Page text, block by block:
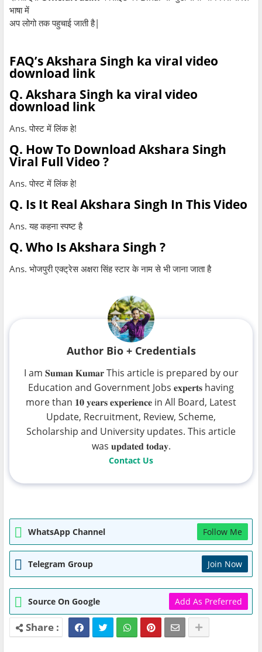
भाषा में
अप लोगो तक पहुचाई जाती है|
FAQ’s Akshara Singh ka viral video
download link
Q. Akshara Singh ka viral video
download link
Ans. पोस्ट में लिंक हे!
Q. How To Download Akshara Singh
Viral Full Video ?
Ans. पोस्ट में लिंक हे!
Q. Is It Real Akshara Singh In This Video
Ans. यह कहना स्पष्ट है
Q. Who Is Akshara Singh ?
Ans. भोजपुरी एक्ट्रेस अक्षरा सिंह स्टार के नाम से भी जाना जाता है
Author Bio + Credentials
I am 𝐒𝐮𝐦𝐚𝐧 𝐊𝐮𝐦𝐚𝐫 This article is prepared by our
Education and Government Jobs 𝐞𝐱𝐩𝐞𝐫𝐭𝐬 having
more than 𝟏𝟎 𝐲𝐞𝐚𝐫𝐬 𝐞𝐱𝐩𝐞𝐫𝐢𝐞𝐧𝐜𝐞 in All Board, Latest
Update, Recruitment, Review, Scheme,
Scholarship and University updates. This article
was 𝐮𝐩𝐝𝐚𝐭𝐞𝐝 𝐭𝐨𝐝𝐚𝐲.
Contact Us
WhatsApp Channel Follow Me
Telegram Group Join Now
Source On Google Add As Preferred